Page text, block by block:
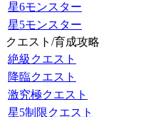
星6モンスター
星5モンスター
クエスト/育成攻略
絶級クエスト
降臨クエスト
激究極クエスト
星5制限クエスト